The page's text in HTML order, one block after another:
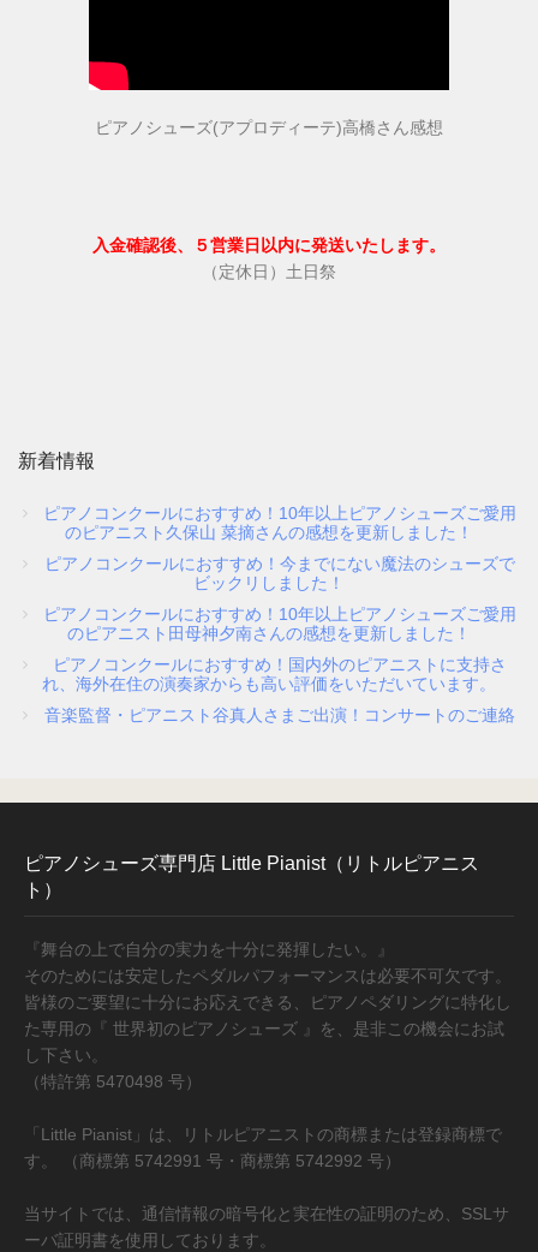
ピアノシューズ(アプロディーテ)高橋さん感想
入金確認後、５営業日以内に発送いたします。
（定休日）土日祭
新着情報
ピアノコンクールにおすすめ！10年以上ピアノシューズご愛用
のピアニスト久保山 菜摘さんの感想を更新しました！
ピアノコンクールにおすすめ！今までにない魔法のシューズで
ビックリしました！
ピアノコンクールにおすすめ！10年以上ピアノシューズご愛用
のピアニスト田母神夕南さんの感想を更新しました！
ピアノコンクールにおすすめ！国内外のピアニストに支持さ
れ、海外在住の演奏家からも高い評価をいただいています。
音楽監督・ピアニスト谷真人さまご出演！コンサートのご連絡
ピアノシューズ専門店 Little Pianist（リトルピアニス
ト）
『舞台の上で自分の実力を十分に発揮したい。』
そのためには安定したペダルパフォーマンスは必要不可欠です。
皆様のご要望に十分にお応えできる、ピアノペダリングに特化し
た専用の『 世界初のピアノシューズ 』を、是非この機会にお試
し下さい。
（特許第 5470498 号）
「Little Pianist」は、リトルピアニストの商標または登録商標で
す。 （商標第 5742991 号・商標第 5742992 号）
当サイトでは、通信情報の暗号化と実在性の証明のため、SSLサ
ーバ証明書を使用しております。